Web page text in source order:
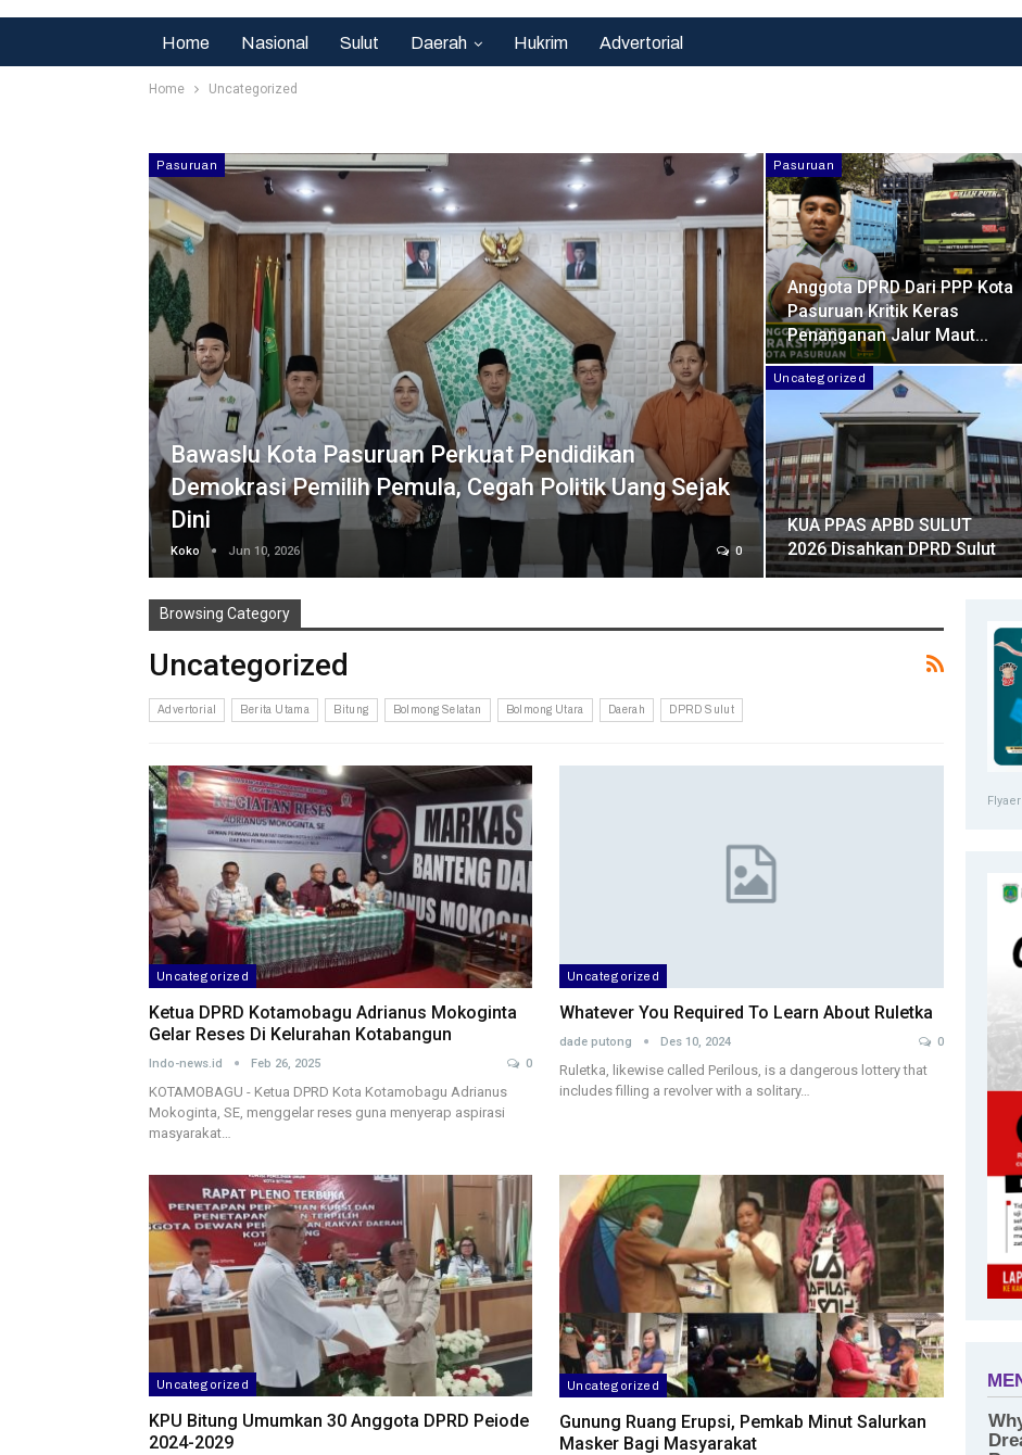
Home Nasional Sulut Daerah Hukrim Advertorial
Home Uncategorized
Pasuruan
Bawaslu Kota Pasuruan Perkuat Pendidikan
Demokrasi Pemilih Pemula, Cegah Politik Uang Sejak
Dini
Koko Jun 10, 2026 0
Pasuruan
Anggota DPRD Dari PPP Kota
Pasuruan Kritik Keras
Penanganan Jalur Maut…
Uncategorized
KUA PPAS APBD SULUT
2026 Disahkan DPRD Sulut
Browsing Category
Uncategorized
Advertorial Berita Utama Bitung Bolmong Selatan Bolmong Utara Daerah DPRD Sulut
Uncategorized
Ketua DPRD Kotamobagu Adrianus Mokoginta
Gelar Reses Di Kelurahan Kotabangun
Indo-news.id Feb 26, 2025 0
KOTAMOBAGU - Ketua DPRD Kota Kotamobagu Adrianus
Mokoginta, SE, menggelar reses guna menyerap aspirasi
masyarakat…
Uncategorized
Whatever You Required To Learn About Ruletka
dade putong Des 10, 2024 0
Ruletka, likewise called Perilous, is a dangerous lottery that
includes filling a revolver with a solitary…
Uncategorized
KPU Bitung Umumkan 30 Anggota DPRD Peiode
2024-2029
Uncategorized
Gunung Ruang Erupsi, Pemkab Minut Salurkan
Masker Bagi Masyarakat
Flyaer